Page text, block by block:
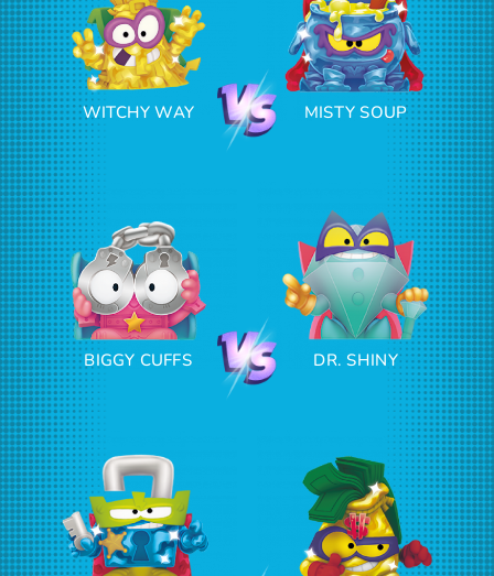
WITCHY WAY MISTY SOUP
BIGGY CUFFS DR. SHINY